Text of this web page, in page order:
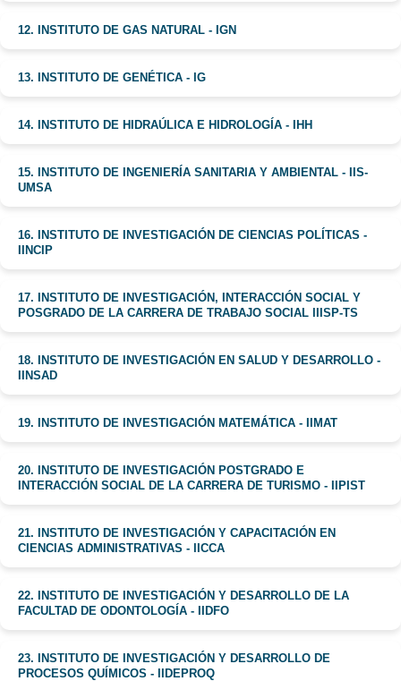
12. INSTITUTO DE GAS NATURAL - IGN
13. INSTITUTO DE GENÉTICA - IG
14. INSTITUTO DE HIDRAÚLICA E HIDROLOGÍA - IHH
15. INSTITUTO DE INGENIERÍA SANITARIA Y AMBIENTAL - IIS-
UMSA
16. INSTITUTO DE INVESTIGACIÓN DE CIENCIAS POLÍTICAS -
IINCIP
17. INSTITUTO DE INVESTIGACIÓN, INTERACCIÓN SOCIAL Y
POSGRADO DE LA CARRERA DE TRABAJO SOCIAL IIISP-TS
18. INSTITUTO DE INVESTIGACIÓN EN SALUD Y DESARROLLO -
IINSAD
19. INSTITUTO DE INVESTIGACIÓN MATEMÁTICA - IIMAT
20. INSTITUTO DE INVESTIGACIÓN POSTGRADO E
INTERACCIÓN SOCIAL DE LA CARRERA DE TURISMO - IIPIST
21. INSTITUTO DE INVESTIGACIÓN Y CAPACITACIÓN EN
CIENCIAS ADMINISTRATIVAS - IICCA
22. INSTITUTO DE INVESTIGACIÓN Y DESARROLLO DE LA
FACULTAD DE ODONTOLOGÍA - IIDFO
23. INSTITUTO DE INVESTIGACIÓN Y DESARROLLO DE
PROCESOS QUÍMICOS - IIDEPROQ